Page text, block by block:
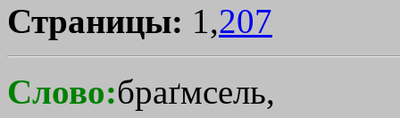
Страницы: 1,207
Слово:браґмсель,